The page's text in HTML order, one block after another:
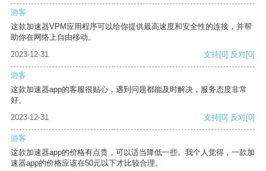
游客
这款加速器VPM应用程序可以给你提供最高速度和安全性的连接，并帮
助你在网络上自由移动。
2023-12-31
支持[0] 反对[0]
游客
这款加速器app的客服很贴心，遇到问题都能及时解决，服务态度非常
好。
2023-12-31
支持[0] 反对[0]
游客
这款加速器app的价格有点贵，可以适当降低一些。我个人觉得，一款加
速器app的价格应该在50元以下才比较合理。